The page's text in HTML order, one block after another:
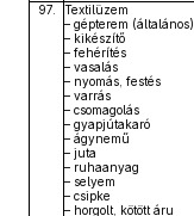
97.
Textilüzem
– gépterem (általános)
– kikészítő
– fehérítés
– vasalás
– nyomás, festés
– varrás
– csomagolás
– gyapjútakaró
– ágynemű
– juta
– ruhaanyag
– selyem
– csipke
– horgolt, kötött áru